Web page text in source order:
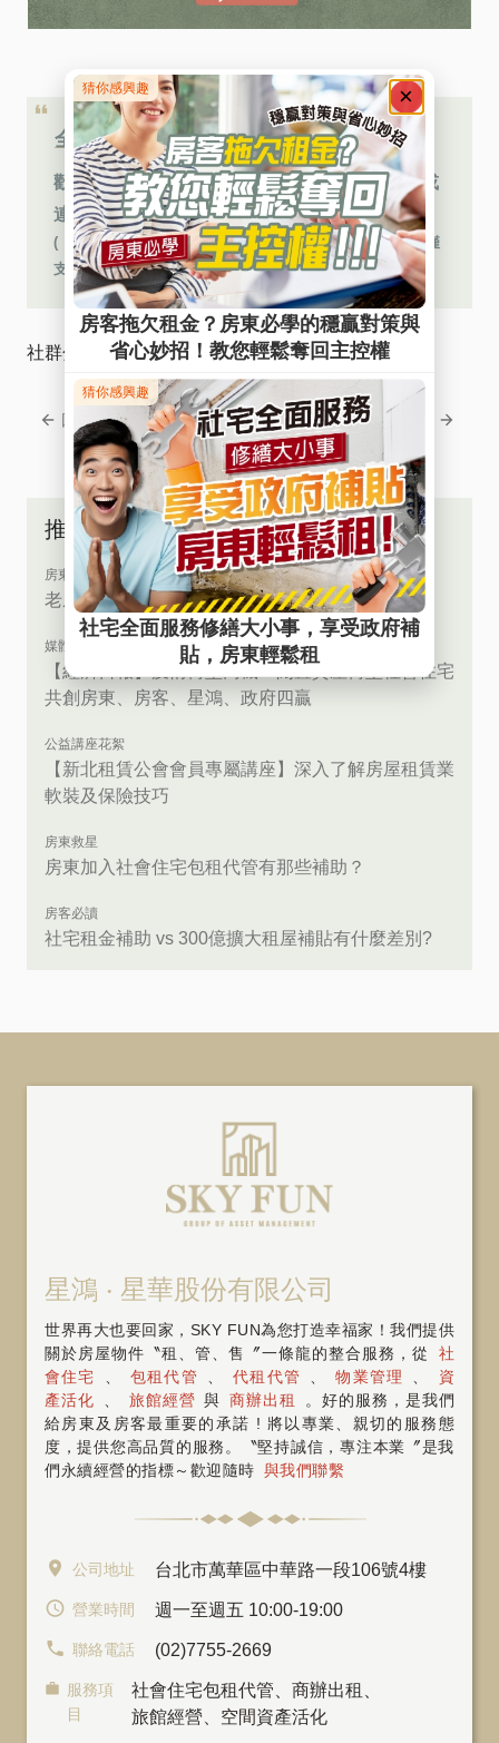
全台服務據點👆
歡迎來電 0809-092-122 免費諮詢，或
連繫您的專員～期待您的來電
( ※免費客服網路電話︰若使用 Iphone 手機撥打，目前僅
支援 Safari 瀏覽器 )
社群分享
回上一頁 回下一頁
推薦文章
房東救星
老屋閒置，沒空翻新！？我們免費幫你！
媒體採訪
【經濟日報】疫情轉型商機！閒置資產轉型社會住宅
共創房東、房客、星鴻、政府四贏
公益講座花絮
【新北租賃公會會員專屬講座】深入了解房屋租賃業
軟裝及保險技巧
房東救星
房東加入社會住宅包租代管有那些補助？
房客必讀
社宅租金補助 vs 300億擴大租屋補貼有什麼差別?
星鴻 ‧ 星華股份有限公司
世界再大也要回家，SKY FUN為您打造幸福家！我們提供
關於房屋物件〝租、管、售〞一條龍的整合服務，從
社
會住宅
、 包租代管 、 代租代管 、 物業管理 、
資
產活化
、 旅館經營 與 商辦出租
。好的服務，是我們
給房東及房客最重要的承諾 ! 將以專業、親切的服務態
度，提供您高品質的服務。〝堅持誠信，專注本業〞是我
們永續經營的指標～歡迎隨時 與我們聯繫
公司地址 台北市萬華區中華路一段106號4樓
營業時間 週一至週五 10:00-19:00
聯絡電話 (02)7755-2669
服務項
目
社會住宅包租代管、 商辦出租 、
旅館經營、空間資產活化